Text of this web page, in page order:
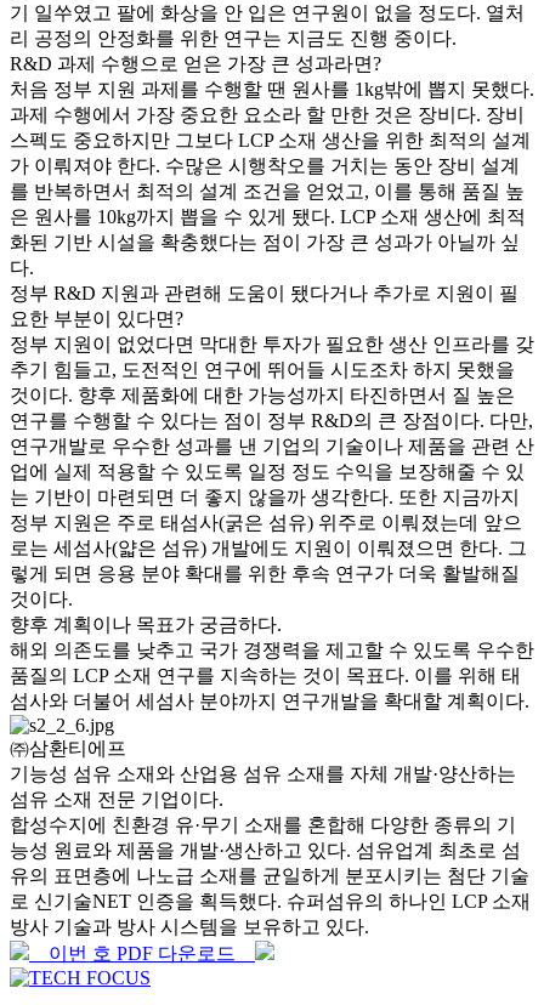
기 일쑤였고 팔에 화상을 안 입은 연구원이 없을 정도다. 열처
리 공정의 안정화를 위한 연구는 지금도 진행 중이다.
R&D 과제 수행으로 얻은 가장 큰 성과라면?
처음 정부 지원 과제를 수행할 땐 원사를 1kg밖에 뽑지 못했다.
과제 수행에서 가장 중요한 요소라 할 만한 것은 장비다. 장비
스펙도 중요하지만 그보다 LCP 소재 생산을 위한 최적의 설계
가 이뤄져야 한다. 수많은 시행착오를 거치는 동안 장비 설계
를 반복하면서 최적의 설계 조건을 얻었고, 이를 통해 품질 높
은 원사를 10kg까지 뽑을 수 있게 됐다. LCP 소재 생산에 최적
화된 기반 시설을 확충했다는 점이 가장 큰 성과가 아닐까 싶
다.
정부 R&D 지원과 관련해 도움이 됐다거나 추가로 지원이 필
요한 부분이 있다면?
정부 지원이 없었다면 막대한 투자가 필요한 생산 인프라를 갖
추기 힘들고, 도전적인 연구에 뛰어들 시도조차 하지 못했을
것이다. 향후 제품화에 대한 가능성까지 타진하면서 질 높은
연구를 수행할 수 있다는 점이 정부 R&D의 큰 장점이다. 다만,
연구개발로 우수한 성과를 낸 기업의 기술이나 제품을 관련 산
업에 실제 적용할 수 있도록 일정 정도 수익을 보장해줄 수 있
는 기반이 마련되면 더 좋지 않을까 생각한다. 또한 지금까지
정부 지원은 주로 태섬사(굵은 섬유) 위주로 이뤄졌는데 앞으
로는 세섬사(얇은 섬유) 개발에도 지원이 이뤄졌으면 한다. 그
렇게 되면 응용 분야 확대를 위한 후속 연구가 더욱 활발해질
것이다.
향후 계획이나 목표가 궁금하다.
해외 의존도를 낮추고 국가 경쟁력을 제고할 수 있도록 우수한
품질의 LCP 소재 연구를 지속하는 것이 목표다. 이를 위해 태
섬사와 더불어 세섬사 분야까지 연구개발을 확대할 계획이다.
㈜삼환티에프
기능성 섬유 소재와 산업용 섬유 소재를 자체 개발·양산하는
섬유 소재 전문 기업이다.
합성수지에 친환경 유·무기 소재를 혼합해 다양한 종류의 기
능성 원료와 제품을 개발·생산하고 있다. 섬유업계 최초로 섬
유의 표면층에 나노급 소재를 균일하게 분포시키는 첨단 기술
로 신기술NET 인증을 획득했다. 슈퍼섬유의 하나인 LCP 소재
방사 기술과 방사 시스템을 보유하고 있다.
이번 호 PDF 다운로드